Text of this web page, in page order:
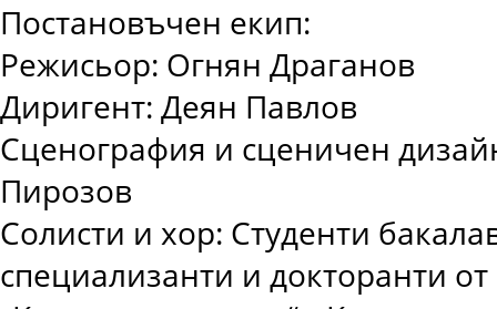
Постановъчен екип:
Режисьор: Огнян Драганов
Диригент: Деян Павлов
Сценография и сценичен
Пирозов
Солисти и хор: Студенти
специализанти и докторанти